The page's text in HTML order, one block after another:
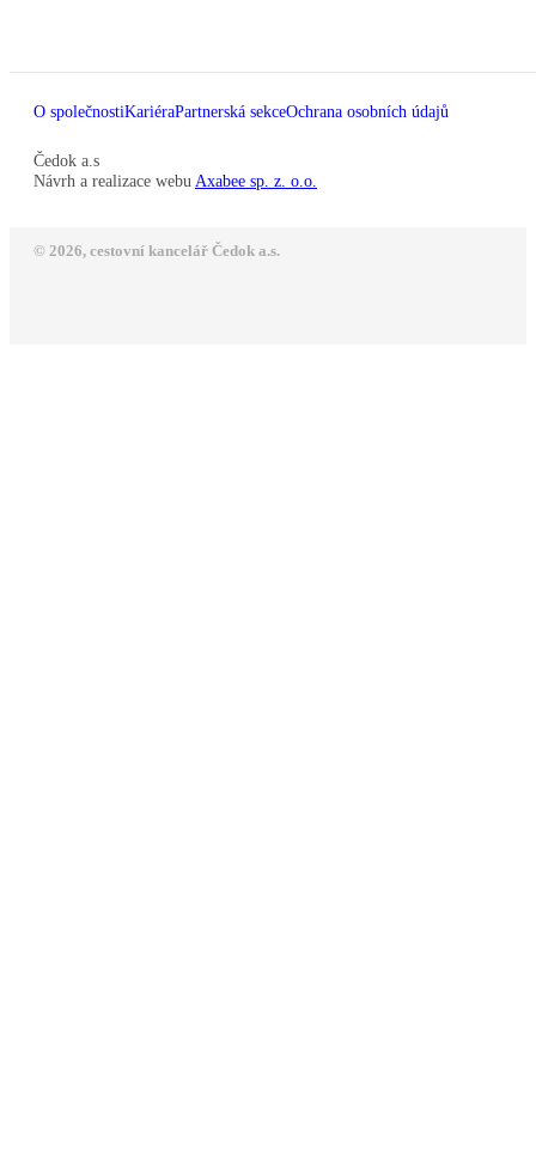
O společnostiKariéraPartnerská sekceOchrana osobních údajů
Čedok a.s
Návrh a realizace webu Axabee sp. z. o.o.
© 2026, cestovní kancelář Čedok a.s.